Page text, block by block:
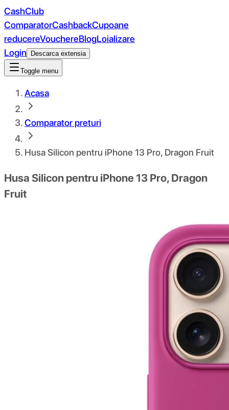
CashClub
ComparatorCashbackCupoane
reducereVouchereBlogLoializare
Login
Descarca extensia
Toggle menu
Acasa
Comparator preturi
Husa Silicon pentru iPhone 13 Pro, Dragon Fruit
Husa Silicon pentru iPhone 13 Pro, Dragon
Fruit